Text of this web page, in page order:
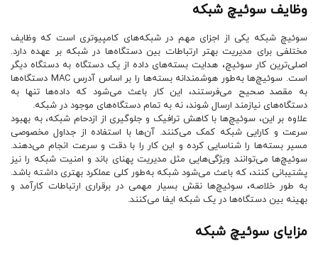
وظایف سوئیچ شبکه
سوئیچ شبکه یکی از اجزای مهم در شبکه‌های کامپیوتری است که وظایف
مختلفی برای مدیریت بهتر ارتباطات بین دستگاه‌ها در شبکه بر عهده دارد.
اصلی‌ترین کار سوئیچ، هدایت بسته‌های داده از یک دستگاه به دستگاه دیگر
است. سوئیچ‌ها به‌طور هوشمندانه بسته‌ها را بر اساس آدرس MAC دستگاه‌ها
به مقصد صحیح می‌فرستند، این کار باعث می‌شود که داده‌ها تنها به
دستگاه‌های نیازمند ارسال شوند، نه به تمام دستگاه‌های موجود در شبکه.
علاوه بر این، سوئیچ‌ها با کاهش ترافیک و جلوگیری از ازدحام شبکه، به بهبود
سرعت و کارایی شبکه کمک می‌کنند. آن‌ها با استفاده از جداول مخصوصی
مسیر بسته‌ها را شناسایی کرده و این کار را با دقت و سرعت انجام می‌دهند.
سوئیچ‌ها می‌توانند ویژگی‌هایی مثل مدیریت پهنای باند و امنیت شبکه را نیز
پشتیبانی کنند، که باعث می‌شود شبکه به‌طور کلی عملکرد بهتری داشته باشد.
به طور خلاصه، سوئیچ‌ها نقش بسیار مهمی در برقراری ارتباطات کارآمد و
بهینه بین دستگاه‌ها در یک شبکه ایفا می‌کنند.
مزایای سوئیچ شبکه